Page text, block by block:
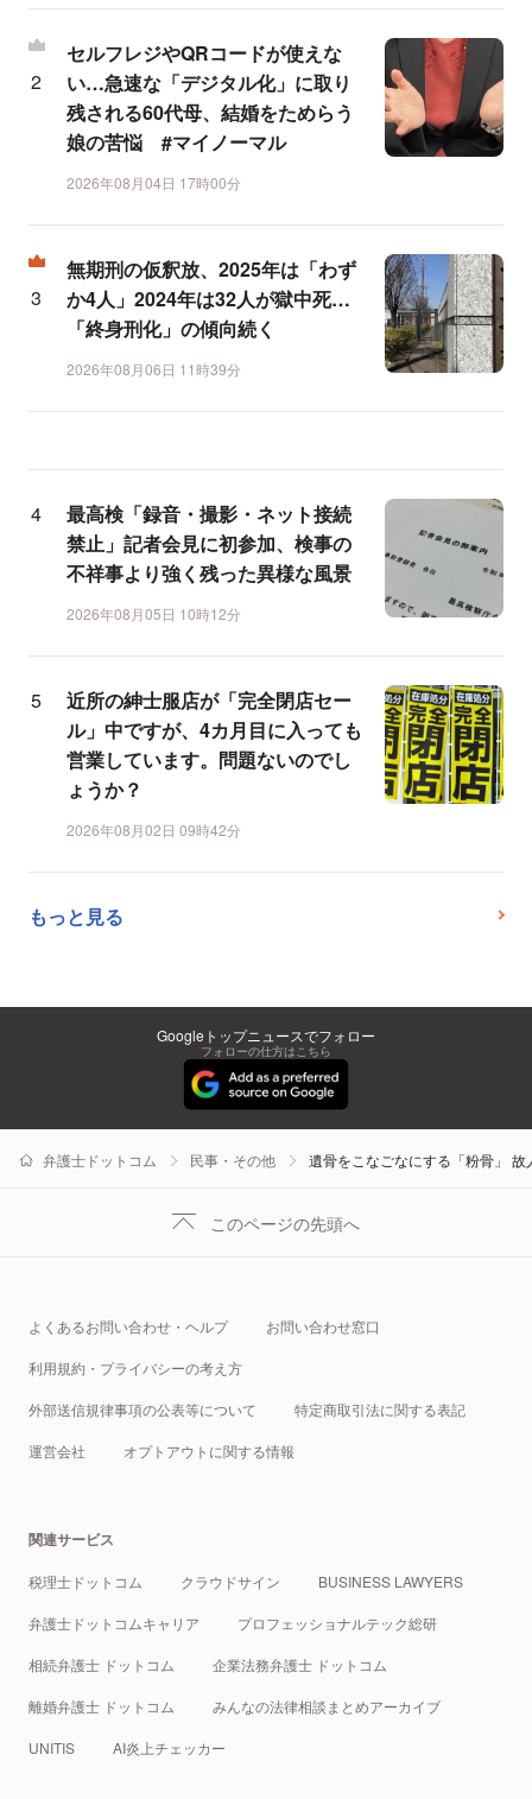
セルフレジやQRコードが使えな
い…急速な「デジタル化」に取り
残される60代母、結婚をためらう
娘の苦悩 #マイノーマル
2026年08月04日 17時00分
無期刑の仮釈放、2025年は「わず
か4人」2024年は32人が獄中死…
「終身刑化」の傾向続く
2026年08月06日 11時39分
最高検「録音・撮影・ネット接続
禁止」記者会見に初参加、検事の
不祥事より強く残った異様な風景
2026年08月05日 10時12分
近所の紳士服店が「完全閉店セー
ル」中ですが、4カ月目に入っても
営業しています。問題ないのでし
ょうか？
2026年08月02日 09時42分
もっと見る
Googleトップニュースでフォロー
フォローの仕方はこちら
弁護士ドットコム 民事・その他 遺骨をこなごなにする「粉骨」
このページの先頭へ
よくあるお問い合わせ・ヘルプ お問い合わせ窓口
利用規約・プライバシーの考え方
外部送信規律事項の公表等について 特定商取引法に関する表記
運営会社 オプトアウトに関する情報
関連サービス
税理士ドットコム クラウドサイン BUSINESS LAWYERS
弁護士ドットコムキャリア プロフェッショナルテック総研
相続弁護士 ドットコム 企業法務弁護士 ドットコム
離婚弁護士 ドットコム みんなの法律相談まとめアーカイブ
UNITIS AI炎上チェッカー